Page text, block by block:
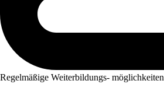
Regelmäßige Weiterbildungs- möglichkeiten